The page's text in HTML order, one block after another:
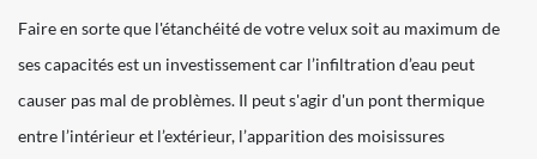
Faire en sorte que l'étanchéité de votre velux soit au maximum de
ses capacités est un investissement car l’infiltration d’eau peut
causer pas mal de problèmes. Il peut s'agir d'un pont thermique
entre l’intérieur et l’extérieur, l’apparition des moisissures